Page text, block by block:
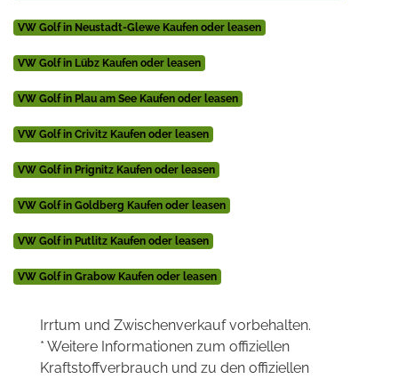
VW Golf in Neustadt-Glewe Kaufen oder leasen
VW Golf in Lübz Kaufen oder leasen
VW Golf in Plau am See Kaufen oder leasen
VW Golf in Crivitz Kaufen oder leasen
VW Golf in Prignitz Kaufen oder leasen
VW Golf in Goldberg Kaufen oder leasen
VW Golf in Putlitz Kaufen oder leasen
VW Golf in Grabow Kaufen oder leasen
Irrtum und Zwischenverkauf vorbehalten.
* Weitere Informationen zum offiziellen
Kraftstoffverbrauch und zu den offiziellen